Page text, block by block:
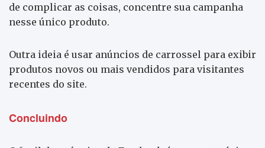
de complicar as coisas, concentre sua campanha
nesse único produto.
Outra ideia é usar anúncios de carrossel para exibir
produtos novos ou mais vendidos para visitantes
recentes do site.
Concluindo